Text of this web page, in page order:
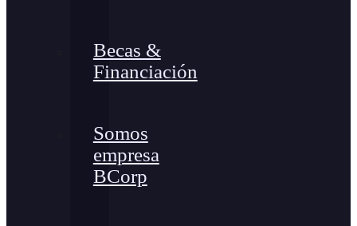
Becas &
Financiación
Somos
empresa
BCorp